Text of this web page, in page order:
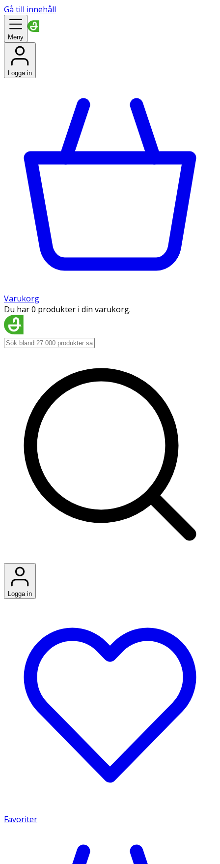
Gå till innehåll
Meny
Logga in
Varukorg
Du har 0 produkter i din varukorg.
Logga in
Favoriter